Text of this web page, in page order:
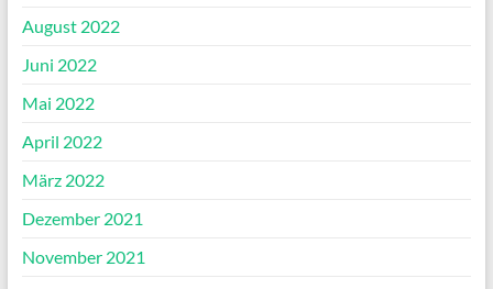
August 2022
Juni 2022
Mai 2022
April 2022
März 2022
Dezember 2021
November 2021